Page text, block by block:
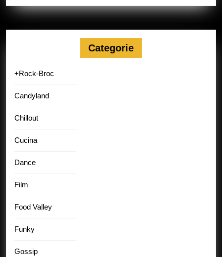
Categorie
+Rock-Broc
Candyland
Chillout
Cucina
Dance
Film
Food Valley
Funky
Gossip